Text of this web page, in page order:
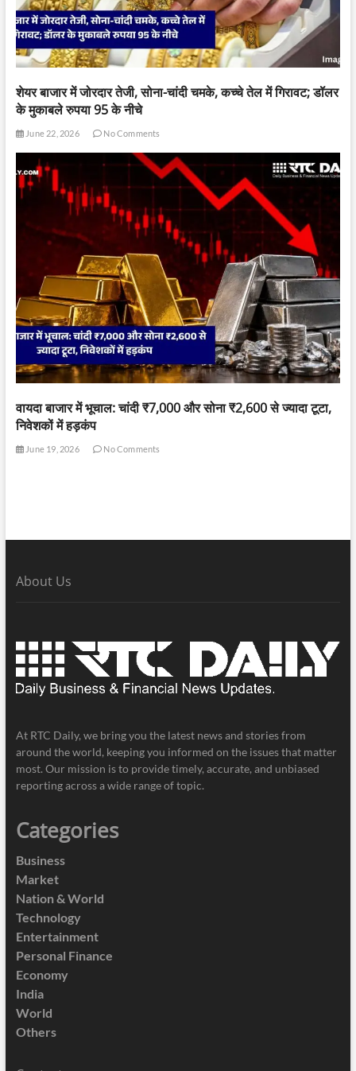
शेयर बाजार में जोरदार तेजी, सोना-चांदी चमके, कच्चे तेल में गिरावट; डॉलर
के मुकाबले रुपया 95 के नीचे
June 22, 2026 No Comments
वायदा बाजार में भूचाल: चांदी ₹7,000 और सोना ₹2,600 से ज्यादा टूटा,
निवेशकों में हड़कंप
June 19, 2026 No Comments
About Us
At RTC Daily, we bring you the latest news and stories from
around the world, keeping you informed on the issues that matter
most. Our mission is to provide timely, accurate, and unbiased
reporting across a wide range of topic.
Categories
Business
Market
Nation & World
Technology
Entertainment
Personal Finance
Economy
India
World
Others